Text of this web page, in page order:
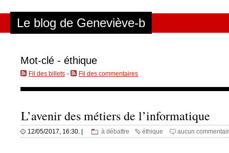
Le blog de Geneviève-b
Mot-clé - éthique
Fil des billets - Fil des commentaires
L’avenir des métiers de l’informatique
12/05/2017, 16:30. | à débattre éthique aucun